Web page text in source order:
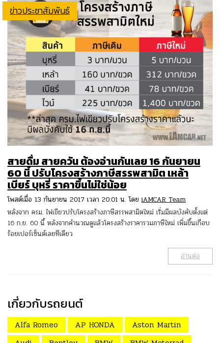
ข่าวประชาสัมพันธ์
สายดื่ม สายควัน ต้องอ่านกันเลย 16 กันยายน
60 นี้ ปรับโครงสร้างภาษีสรรพสามิต เหล้า
เบียร์ บุหรี่ ราคาขึ้นไม่ใช่น้อย
โพสต์เมื่อ 13 กันยายน 2017 เวลา 20:01 น. โดย iAMCAR Team
หลังจาก ครม. ไฟเขียวปรับโครงสร้างภาษีสรรพสามิตใหม่ เริ่มมีผลบังคับตั้งแต่
16 ก.ย. 60 นี้ หลังจากคำนวณดูแล้วโครงสร้างราคารวมภาษีใหม่ เพิ่มขึ้นเกือบ
ร้อยเปอร์เซ็นต์เลยทีเดียว
อ่านต่อ
เกี่ยวกับรถยนต์
Alfa Romeo AP HONDA
Aston Martin